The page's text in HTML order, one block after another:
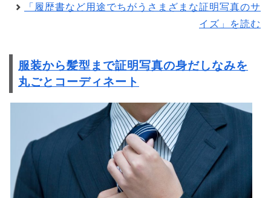
「履歴書など用途でちがうさまざまな証明写真のサ
イズ」を読む
服装から髪型まで証明写真の身だしなみを
丸ごとコーディネート